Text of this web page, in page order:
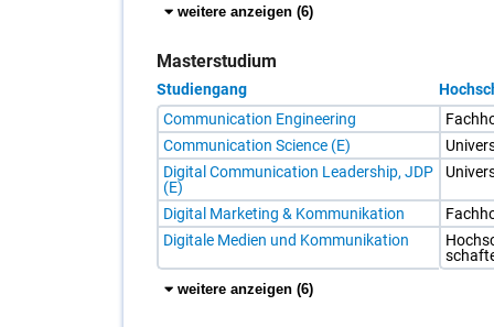
werden
5
Einträge
angezeigt.
Sie
können
alle
Einträge
mit
Klicken
auf
"alle
anzeigen"
anzeigen
lassen
mit
weitere anzeigen (6weitere
)
Masterstudium
Tabelle
mit
Studiengängen
und
Hochschulen
im
Masterstudium
in
Kommunikation
und
Informationsdesign
werden
Studiengang
Communication Engineering
Communication Science (E)
Digital Communication Leadership, JDP
(E)
Digital Marketing & Kommunikation
Digitale Medien und Kommunikation
weitere anzeigen (6weitere
)